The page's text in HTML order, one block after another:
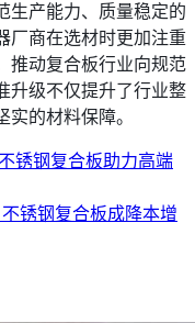
生产能力、质量稳定的
厂商在选材时更加注重
推动复合板行业向规范
升级不仅提升了行业整
的材料保障。
锈钢复合板助力高端
锈钢复合板成降本增